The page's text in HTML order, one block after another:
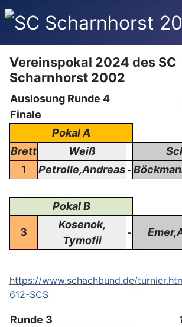
Vereinspokal 2024 des SC
Scharnhorst 2002
Auslosung Runde 4
Finale
Pokal A
Brett
Weiß
1
Petrolle,Andreas -
Pokal B
3
Kosenok,
Tymofii
-
https://www.schachbund.de/
612-SCS
Runde 3